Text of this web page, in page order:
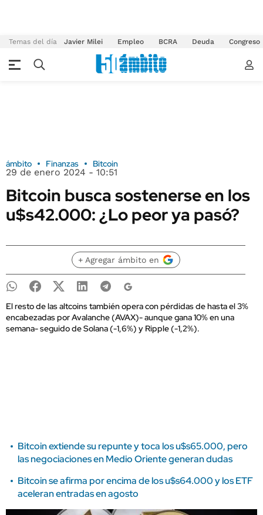
Temas del día Javier Milei Empleo BCRA Deuda Congreso
ámbito Finanzas Bitcoin
29 de enero 2024 - 10:51
Bitcoin busca sostenerse en los
u$s42.000: ¿Lo peor ya pasó?
+ Agregar ámbito en
El resto de las altcoins también opera con pérdidas de hasta el 3%
encabezadas por Avalanche (AVAX)- aunque gana 10% en una
semana- seguido de Solana (-1,6%) y Ripple (-1,2%).
Bitcoin extiende su repunte y toca los u$s65.000, pero
las negociaciones en Medio Oriente generan dudas
Bitcoin se afirma por encima de los u$s64.000 y los ETF
aceleran entradas en agosto